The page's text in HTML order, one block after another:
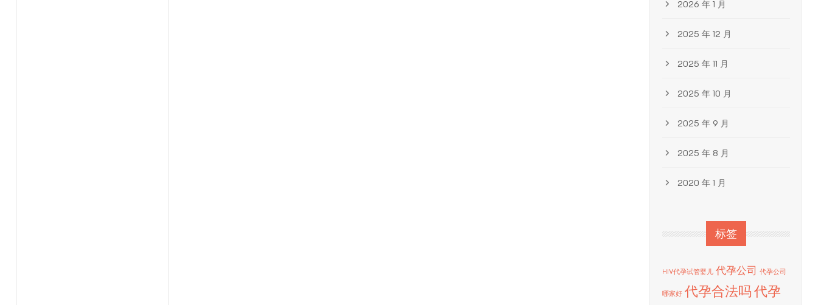
2026 年 1 月
2025 年 12 月
2025 年 11 月
2025 年 10 月
2025 年 9 月
2025 年 8 月
2020 年 1 月
标签
HIV代孕试管婴儿 代孕公司 代孕公司
哪家好 代孕合法吗代孕